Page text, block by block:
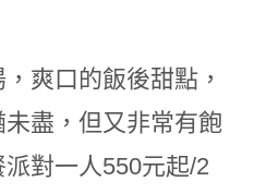
爽口的飯後甜點，
盡，但又非常有飽
對一人550元起/2